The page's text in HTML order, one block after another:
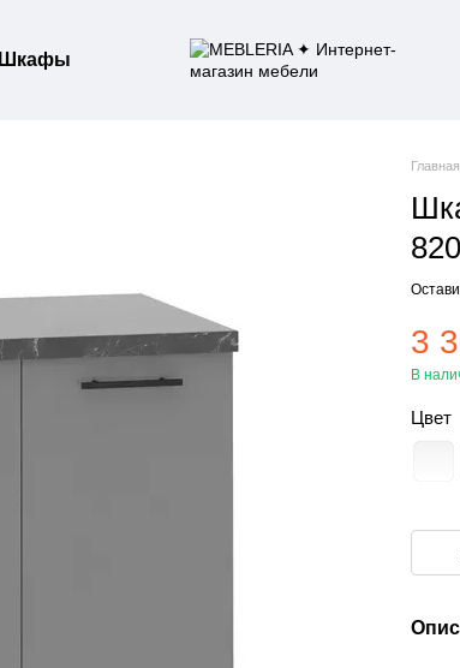
Шкафы
Главная
3
В
Цвет